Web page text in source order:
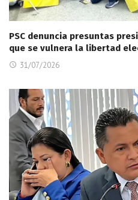
PSC denuncia presuntas
que se vulnera la libertad
31/07/2026